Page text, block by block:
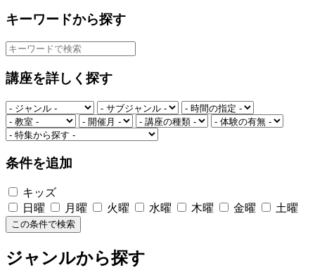
キーワードから探す
講座を詳しく探す
条件を追加
キッズ
日曜
月曜 火曜 水曜 木曜 金曜 土曜
この条件で検索
ジャンルから探す